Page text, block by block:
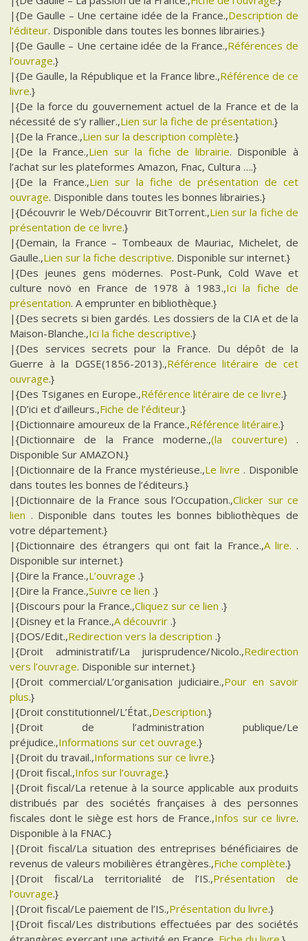
|{De Gaulle – Une certaine idée de la France.,Description de
l’éditeur. Disponible dans toutes les bonnes librairies.}
|{De Gaulle – Une certaine idée de la France.,Références de
l’ouvrage.}
|{De Gaulle, la République et la France libre.,Référence de ce
livre.}
|{De la force du gouvernement actuel de la France et de la
nécessité de s’y rallier.,Lien sur la fiche de présentation.}
|{De la France.,Lien sur la description complète.}
|{De la France.,Lien sur la fiche de librairie. Disponible à
l’achat sur les plateformes Amazon, Fnac, Cultura ….}
|{De la France.,Lien sur la fiche de présentation de cet
ouvrage. Disponible dans toutes les bonnes librairies.}
|{Découvrir le Web/Découvrir BitTorrent.,Lien sur la fiche de
présentation de ce livre.}
|{Demain, la France – Tombeaux de Mauriac, Michelet, de
Gaulle.,Lien sur la fiche descriptive. Disponible sur internet.}
|{Des jeunes gens mödernes. Post-Punk, Cold Wave et
culture novö en France de 1978 à 1983.,Ici la fiche de
présentation. A emprunter en bibliothèque.}
|{Des secrets si bien gardés. Les dossiers de la CIA et de la
Maison-Blanche.,Ici la fiche descriptive.}
|{Des services secrets pour la France. Du dépôt de la
Guerre à la DGSE(1856-2013).,Référence litéraire de cet
ouvrage.}
|{Des Tsiganes en Europe.,Référence litéraire de ce livre.}
|{D’ici et d’ailleurs.,Fiche de l’éditeur.}
|{Dictionnaire amoureux de la France.,Référence litéraire.}
|{Dictionnaire de la France moderne.,(la couverture) .
Disponible Sur AMAZON.}
|{Dictionnaire de la France mystérieuse.,Le livre . Disponible
dans toutes les bonnes de l’éditeurs.}
|{Dictionnaire de la France sous l’Occupation.,Clicker sur ce
lien . Disponible dans toutes les bonnes bibliothèques de
votre département.}
|{Dictionnaire des étrangers qui ont fait la France.,A lire. .
Disponible sur internet.}
|{Dire la France.,L’ouvrage .}
|{Dire la France.,Suivre ce lien .}
|{Discours pour la France.,Cliquez sur ce lien .}
|{Disney et la France.,A découvrir .}
|{DOS/Edit.,Redirection vers la description .}
|{Droit administratif/La jurisprudence/Nicolo.,Redirection
vers l’ouvrage. Disponible sur internet.}
|{Droit commercial/L’organisation judiciaire.,Pour en savoir
plus.}
|{Droit constitutionnel/L’État.,Description.}
|{Droit de l’administration publique/Le
préjudice.,Informations sur cet ouvrage.}
|{Droit du travail.,Informations sur ce livre.}
|{Droit fiscal.,Infos sur l’ouvrage.}
|{Droit fiscal/La retenue à la source applicable aux produits
distribués par des sociétés françaises à des personnes
fiscales dont le siège est hors de France.,Infos sur ce livre.
Disponible à la FNAC.}
|{Droit fiscal/La situation des entreprises bénéficiaires de
revenus de valeurs mobilières étrangères.,Fiche complète.}
|{Droit fiscal/La territorialité de l’IS.,Présentation de
l’ouvrage.}
|{Droit fiscal/Le paiement de l’IS.,Présentation du livre.}
|{Droit fiscal/Les distributions effectuées par des sociétés